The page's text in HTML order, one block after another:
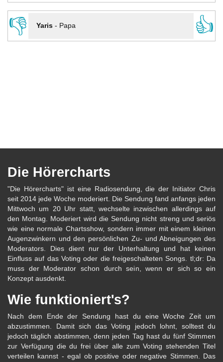
👎
Yaris- Papa 👍
Die Hörercharts
"Die Hörercharts" ist eine Radiosendung, die der Initiator Chris
seit 2014 jede Woche moderiert. Die Sendung fand anfangs jeden
Mittwoch um 20 Uhr statt, wechselte inzwischen allerdings auf
den Montag. Moderiert wird die Sendung nicht streng und seriös
wie eine normale Chartsshow, sondern immer mit einem kleinen
Augenzwinkern und den persönlichen Zu- und Abneigungen des
Moderators. Dies dient nur der Unterhaltung und hat keinen
Einfluss auf das Voting oder die freigeschalteten Songs. tl;dr: Da
muss der Moderator schon durch sein, wenn er sich so ein
Konzept ausdenkt.
Wie funktioniert's?
Nach dem Ende der Sendung hast du eine Woche Zeit um
abzustimmen. Damit sich das Voting jedoch lohnt, solltest du
jedoch täglich abstimmen, denn jeden Tag hast du fünf Stimmen
zur Verfügung die du frei über alle zum Voting stehenden Titel
verteilen kannst - egal ob positive oder negative Stimmen. Das